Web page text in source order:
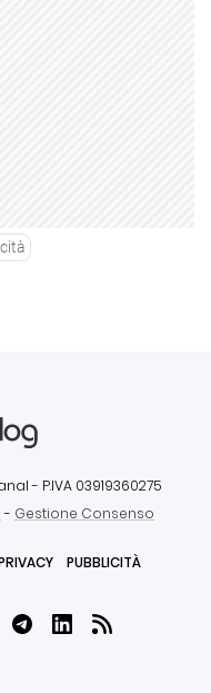
- P.IVA 03919360275
- Gestione Consenso
PUBBLICITÀ